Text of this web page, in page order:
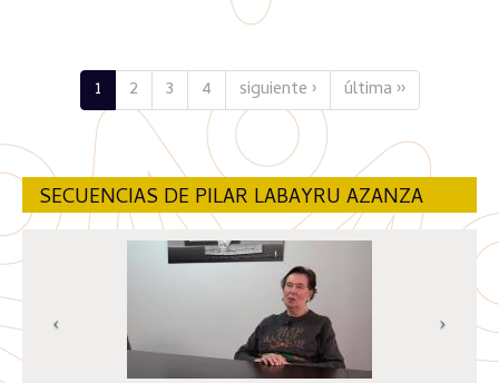
1 2 3 4 siguiente › última ››
SECUENCIAS DE PILAR LABAYRU AZANZA